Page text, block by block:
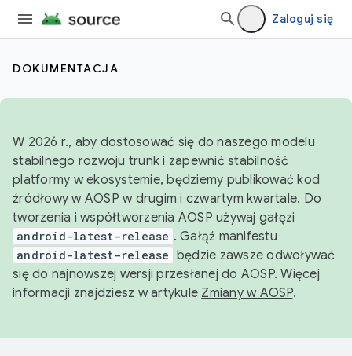
Zaloguj się
DOKUMENTACJA
W 2026 r., aby dostosować się do naszego modelu
stabilnego rozwoju trunk i zapewnić stabilność
platformy w ekosystemie, będziemy publikować kod
źródłowy w AOSP w drugim i czwartym kwartale. Do
tworzenia i współtworzenia AOSP używaj gałęzi
android-latest-release . Gałąź manifestu
android-latest-release będzie zawsze odwoływać
się do najnowszej wersji przesłanej do AOSP. Więcej
informacji znajdziesz w artykule Zmiany w AOSP.